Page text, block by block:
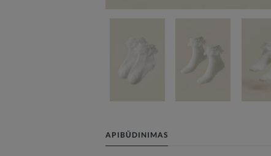
APIBŪDINIMAS